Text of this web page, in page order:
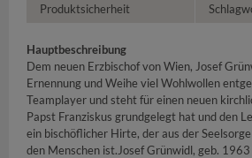
Produktsicherheit
Hauptbeschreibung
Dem neuen Erzbischof von Wien, Josef
Ernennung und Weihe viel Wohlwollen
Teamplayer und steht für einen neuen
Papst Franziskus grundgelegt hat und den
ein bischöflicher Hirte, der aus der
den Menschen ist.Josef Grünwidl, geb.